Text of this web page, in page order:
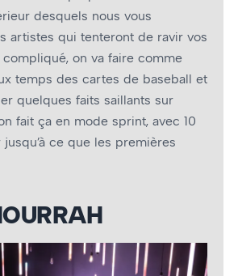
desquels nous vous
artistes qui tenteront de ravir vos
on va faire comme
temps des cartes de baseball et
quelques faits saillants sur
fait ça en mode sprint, avec 10
ce que les premières